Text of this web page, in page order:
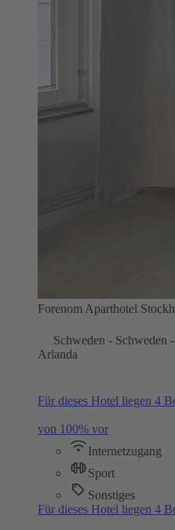
Forenom Aparthotel
Schweden - Schweden
Arlanda
Für dieses Hotel liegen 4
von 100% vor
Internetzugang
Sport
Sonstiges
Für dieses Hotel liegen 4